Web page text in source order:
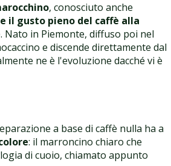
, conosciuto anche
il gusto pieno del caffè alla
. Nato in Piemonte, diffuso poi nel
e discende direttamente dal
ne è l'evoluzione dacché vi è
a base di caffè nulla ha a
: il marroncino chiaro che
di cuoio, chiamato appunto